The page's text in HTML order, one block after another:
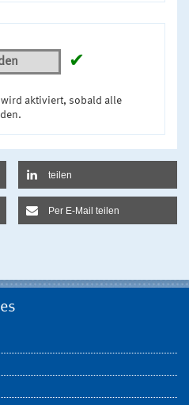
✔
wird aktiviert, sobald alle
teilen
Per E-Mail teilen